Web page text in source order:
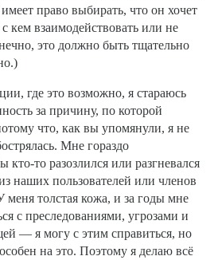
право выбирать, что он хочет
кем взаимодействовать или не
это должно быть тщательно
где это возможно, я стараюсь
за причину, по которой
что, как вы упомянули, я не
Мне гораздо
кто-то разозлился или разгневался
наших пользователей или членов
толстая кожа, и за годы мне
с преследованиями, угрозами и
— я могу с этим справиться, но
на это. Поэтому я делаю всё